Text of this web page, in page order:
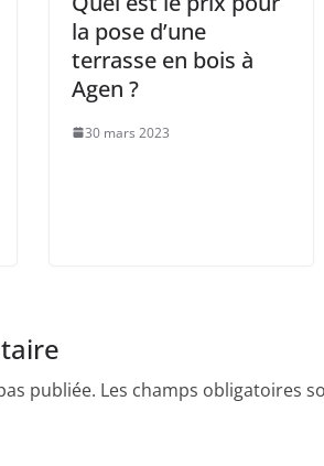
la pose d’une
terrasse en bois à
Agen ?
30 mars 2023
publiée. Les champs obligatoires